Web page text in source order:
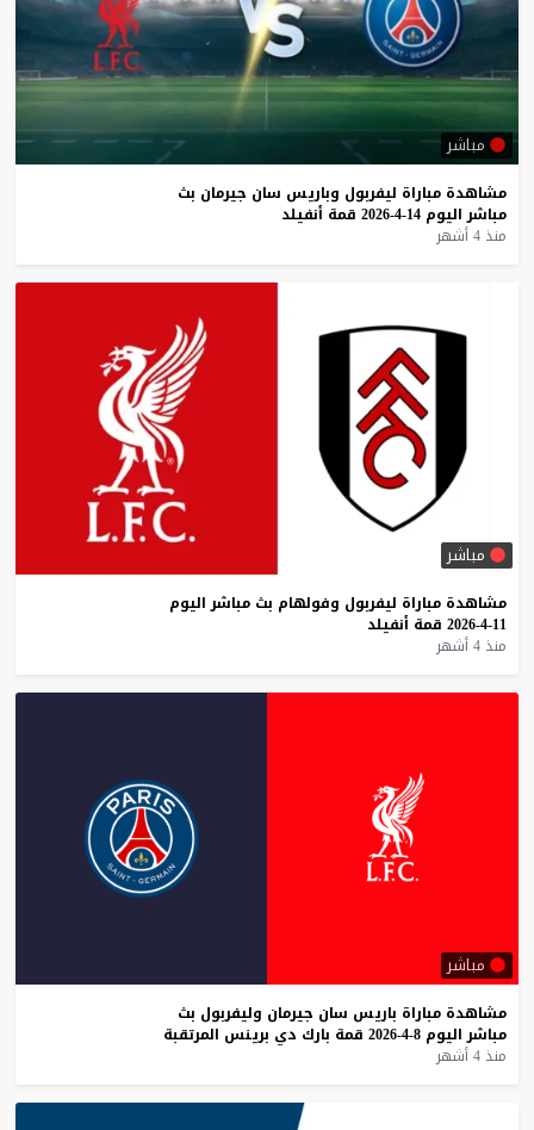
مباشر
مشاهدة مباراة ليفربول وباريس سان جيرمان بث
مباشر اليوم 14-4-2026 قمة أنفيلد
منذ 4 أشهر
مباشر
مشاهدة مباراة ليفربول وفولهام بث مباشر اليوم
11-4-2026
قمة أنفيلد
منذ 4 أشهر
مباشر
مشاهدة مباراة باريس سان جيرمان وليفربول بث
مباشر اليوم 8-4-2026 قمة بارك دي برينس المرتقبة
منذ 4 أشهر